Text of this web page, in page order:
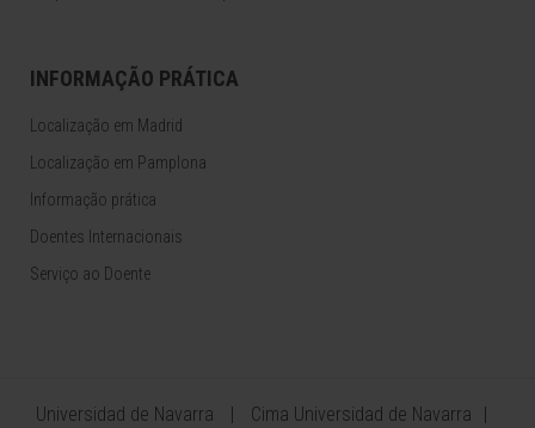
INFORMAÇÃO PRÁTICA
Localização em Madrid
Localização em Pamplona
Informação prática
Doentes Internacionais
Serviço ao Doente
Universidad de Navarra
Cima Universidad de Navarra